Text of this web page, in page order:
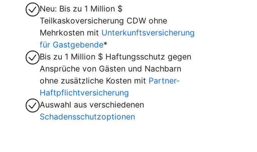
Neu: Bis zu 1 Million $
Teilkaskoversicherung CDW ohne
Mehrkosten mit Unterkunftsversicherung
für Gastgebende*
Bis zu 1 Million $ Haftungsschutz gegen
Ansprüche von Gästen und Nachbarn
ohne zusätzliche Kosten mit Partner-
Haftpflichtversicherung
Auswahl aus verschiedenen
Schadensschutzoptionen